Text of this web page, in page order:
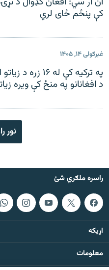
کې پنځم ځای لري
غبرګولی ۱۴, ۱۴۰۵
په ترکیه کې له
د افغانانو په منځ کې ویره
نور
راسره ملګري شئ
اړيکه
معلومات